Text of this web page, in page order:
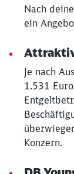
Nach
ein
Je nach
1.531
Konzern.